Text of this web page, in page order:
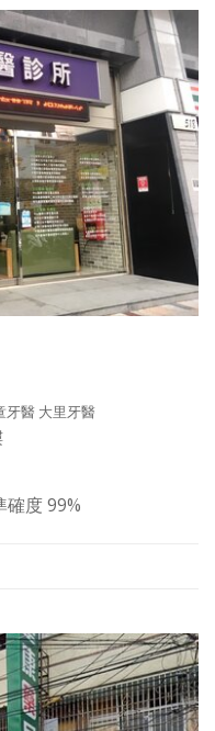
牙醫 大里牙醫
確度 99%